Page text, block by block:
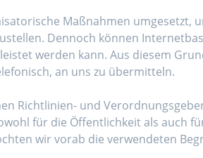
Maßnahmen umgesetzt,
Dennoch können
werden kann. Aus diesem
an uns zu übermitteln.
Richtlinien- und
für die Öffentlichkeit als auch
wir vorab die verwendeten